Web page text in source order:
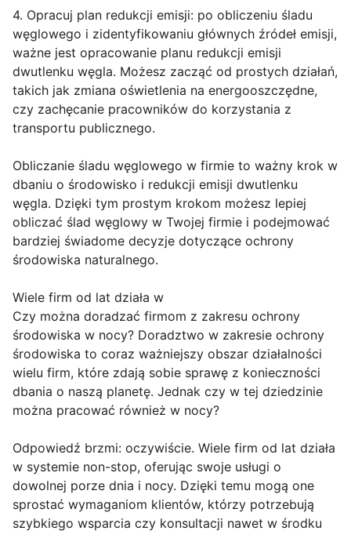
4. Opracuj plan redukcji emisji: po obliczeniu śladu
węglowego i zidentyfikowaniu głównych źródeł emisji,
ważne jest opracowanie planu redukcji emisji
dwutlenku węgla. Możesz zacząć od prostych działań,
takich jak zmiana oświetlenia na energooszczędne,
czy zachęcanie pracowników do korzystania z
transportu publicznego.
Obliczanie śladu węglowego w firmie to ważny krok w
dbaniu o środowisko i redukcji emisji dwutlenku
węgla. Dzięki tym prostym krokom możesz lepiej
obliczać ślad węglowy w Twojej firmie i podejmować
bardziej świadome decyzje dotyczące ochrony
środowiska naturalnego.
Wiele firm od lat działa w
Czy można doradzać firmom z zakresu ochrony
środowiska w nocy? Doradztwo w zakresie ochrony
środowiska to coraz ważniejszy obszar działalności
wielu firm, które zdają sobie sprawę z konieczności
dbania o naszą planetę. Jednak czy w tej dziedzinie
można pracować również w nocy?
Odpowiedź brzmi: oczywiście. Wiele firm od lat działa
w systemie non-stop, oferując swoje usługi o
dowolnej porze dnia i nocy. Dzięki temu mogą one
sprostać wymaganiom klientów, którzy potrzebują
szybkiego wsparcia czy konsultacji nawet w środku